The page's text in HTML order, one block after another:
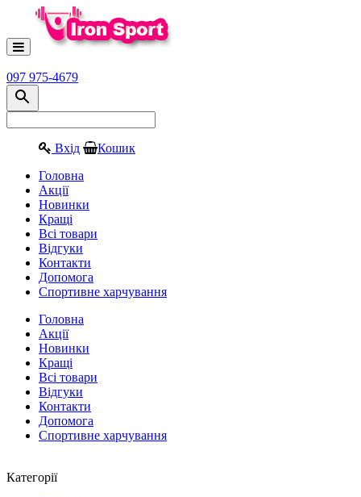
097 975-4679
Вхід Кошик
Головна
Акції
Новинки
Кращі
Всі товари
Відгуки
Контакти
Допомога
Спортивне харчування
Головна
Акції
Новинки
Кращі
Всі товари
Відгуки
Контакти
Допомога
Спортивне харчування
Категорії